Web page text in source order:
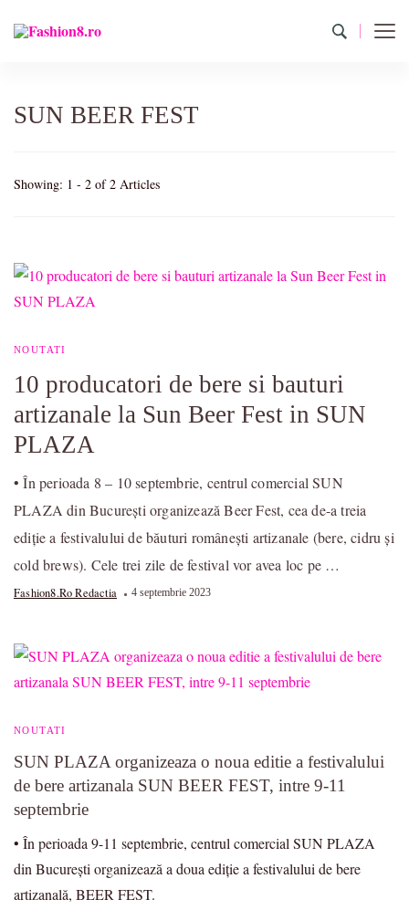
poze cu modele de manichiuri!❤️
SUN BEER FEST
Showing: 1 - 2 of 2 Articles
NOUTATI
10 producatori de bere si bauturi
artizanale la Sun Beer Fest in SUN
PLAZA
• În perioada 8 – 10 septembrie, centrul comercial SUN
PLAZA din București organizează Beer Fest, cea de-a treia
ediție a festivalului de băuturi românești artizanale (bere, cidru și
cold brews). Cele trei zile de festival vor avea loc pe …
Fashion8.ro Redactia 4 septembrie 2023
NOUTATI
SUN PLAZA organizeaza o noua editie a festivalului
de bere artizanala SUN BEER FEST, intre 9-11
septembrie
• În perioada 9-11 septembrie, centrul comercial SUN PLAZA
din București organizează a doua ediție a festivalului de bere
artizanală, BEER FEST.